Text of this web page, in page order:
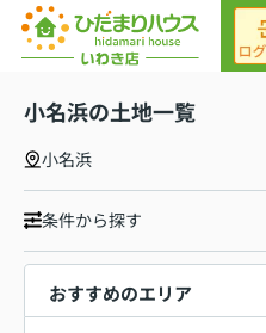
小名浜の土地一覧
小名浜
条件から探す
おすすめのエリア